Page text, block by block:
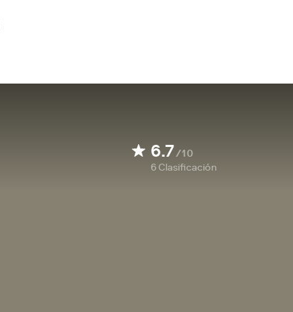
6.7/10
6Clasificación